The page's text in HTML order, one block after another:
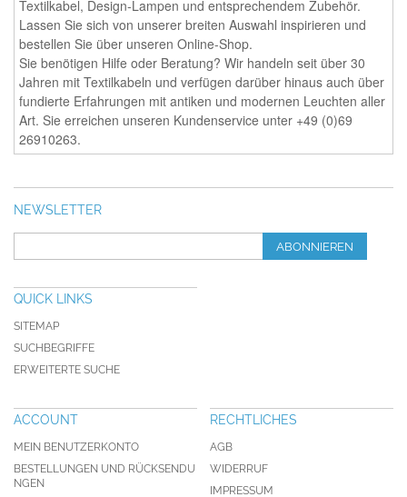
Textilkabel, Design-Lampen und entsprechendem Zubehör.
Lassen Sie sich von unserer breiten Auswahl inspirieren und
bestellen Sie über unseren Online-Shop.
Sie benötigen Hilfe oder Beratung? Wir handeln seit über 30
Jahren mit Textilkabeln und verfügen darüber hinaus auch über
fundierte Erfahrungen mit antiken und modernen Leuchten aller
Art. Sie erreichen unseren Kundenservice unter +49 (0)69
26910263.
NEWSLETTER
ABONNIEREN
QUICK LINKS
SITEMAP
SUCHBEGRIFFE
ERWEITERTE SUCHE
ACCOUNT
MEIN BENUTZERKONTO
BESTELLUNGEN UND RÜCKSENDU
NGEN
RECHTLICHES
AGB
WIDERRUF
IMPRESSUM